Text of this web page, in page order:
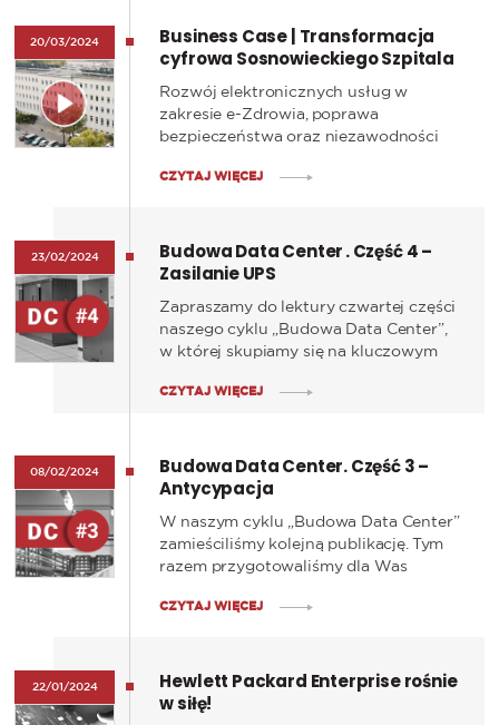
temat najnowszych rozwiązań
sieciowych, które zaprezentują
Współorganizatorem konferencji jest
KOMA NORD.
20/03/2024
Business Case | Transformacja
cyfrowa Sosnowieckiego Szpitala
Miejskiego
Rozwój elektronicznych usług w
zakresie e-Zdrowia, poprawa
bezpieczeństwa oraz niezawodności
i biznesowych – to główne wyzwania, z
Szpitala Miejskiego. Zobacz film.
CZYTAJ WIĘCEJ
23/02/2024
Budowa Data Center . Część 4 –
Zasilanie UPS
Zapraszamy do lektury czwartej części
naszego cyklu „Budowa Data Center”,
w której skupiamy się na kluczowym
dostaw energii elektrycznej dla
CZYTAJ WIĘCEJ
08/02/2024
Budowa Data Center. Część 3 –
Antycypacja
W naszym cyklu „Budowa Data Center”
zamieściliśmy kolejną publikację. Tym
razem przygotowaliśmy dla Was
nadmiarowości, niezawodności i
CZYTAJ WIĘCEJ
22/01/2024
Hewlett Packard Enterprise rośnie
w siłę!